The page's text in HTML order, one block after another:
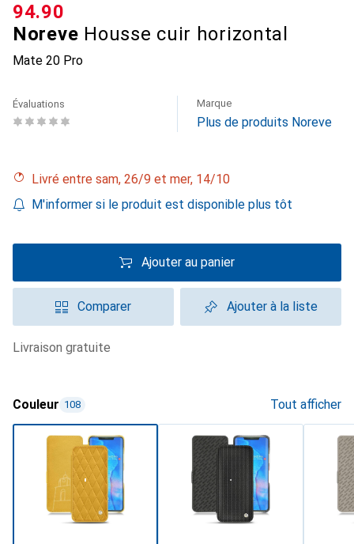
Noreve Housse cuir horizontal
Mate 20 Pro
CHF
94.90
Évaluations Marque
Plus de produits Noreve
Livré entre sam, 26/9 et mer, 14/10
M'informer si le produit est disponible plus tôt
Ajouter au panier
Comparer Ajouter à la liste
livraison gratuite
Couleur 108 Tout afficher